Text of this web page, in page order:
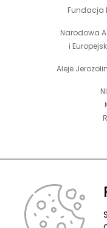
Fundacja
Narodowa
i
Aleje
Zapraszamy do